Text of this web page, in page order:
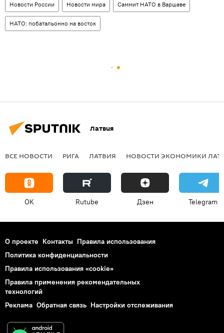
Новости России Новости мира Саммит НАТО в Варшаве
НАТО: побатальонно на восток
Латвия
ВСЕ НОВОСТИ РИГА ЛАТВИЯ НОВОСТИ ЭКОНОМИКИ
OK Rutube Дзен Telegram
О проекте Контакты Правила использования
Политика конфиденциальности
Правила использования «cookie»
Правила применения рекомендательных
технологий
Реклама Обратная связь Настройки отслеживания